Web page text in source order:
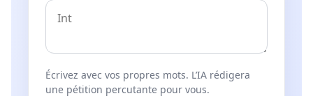
Écrivez avec vos propres mots. L’IA rédigera
une pétition percutante pour vous.